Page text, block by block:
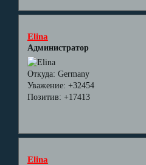
Elina
Администратор
Откуда: Germany
Уважение: +32454
Позитив: +17413
Elina